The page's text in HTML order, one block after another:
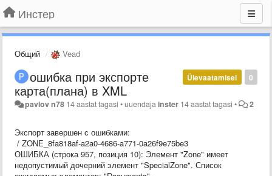
Инстер
Общий Vead
0
Ülevaatamisel
ошибка при экспорте
карта(плана) в XML
pavlov n78 14 aastat tagasi •uuendajainster 14 aastat tagasi • 2
Экспорт завершен с ошибками:
/ ZONE_8fa818af-a2a0-4686-a771-0a26f9e75be3
ОШИБКА (строка 957, позиция 10): Элемент "Zone" имеет
недопустимый дочерний элемент "SpecialZone". Список